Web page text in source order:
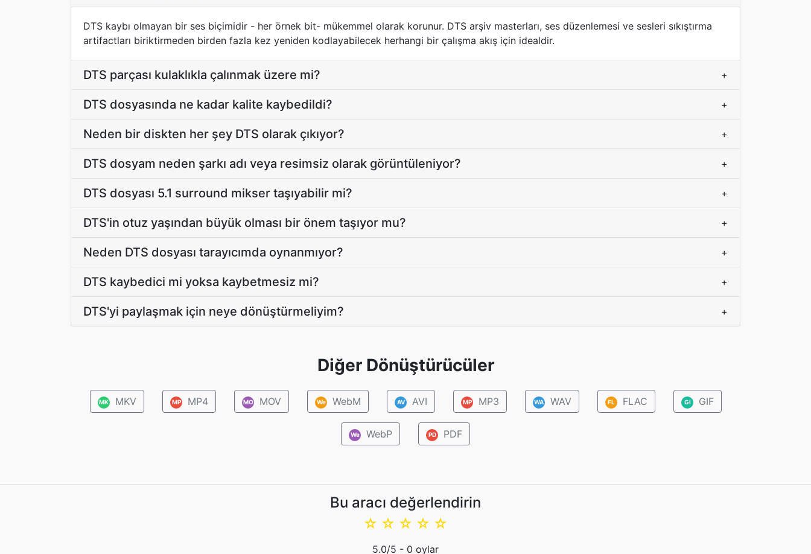
DTS kaybı olmayan bir ses biçimidir - her örnek bit- mükemmel olarak korunur. DTS arşiv masterları, ses düzenlemesi ve sesleri sıkıştırma
artifactları biriktirmeden birden fazla kez yeniden kodlayabilecek herhangi bir çalışma akış için idealdir.
DTS parçası kulaklıkla çalınmak üzere mi? +
DTS dosyasında ne kadar kalite kaybedildi? +
Neden bir diskten her şey DTS olarak çıkıyor? +
DTS dosyam neden şarkı adı veya resimsiz olarak görüntüleniyor? +
DTS dosyası 5.1 surround mikser taşıyabilir mi? +
DTS'in otuz yaşından büyük olması bir önem taşıyor mu? +
Neden DTS dosyası tarayıcımda oynanmıyor? +
DTS kaybedici mi yoksa kaybetmesiz mi? +
DTS'yi paylaşmak için neye dönüştürmeliyim? +
Diğer Dönüştürücüler
MK MKV MP MP4 MO MOV We WebM AV AVI MP MP3 WA WAV FL FLAC GI GIF
We WebP PD PDF
Bu aracı değerlendirin
☆
☆
☆
☆
☆
5.0/5 - 0 oylar